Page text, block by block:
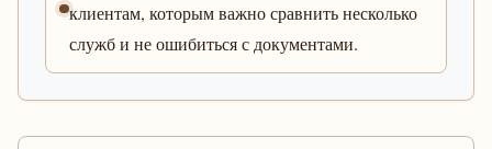
клиентам, которым важно сравнить несколько
служб и не ошибиться с документами.